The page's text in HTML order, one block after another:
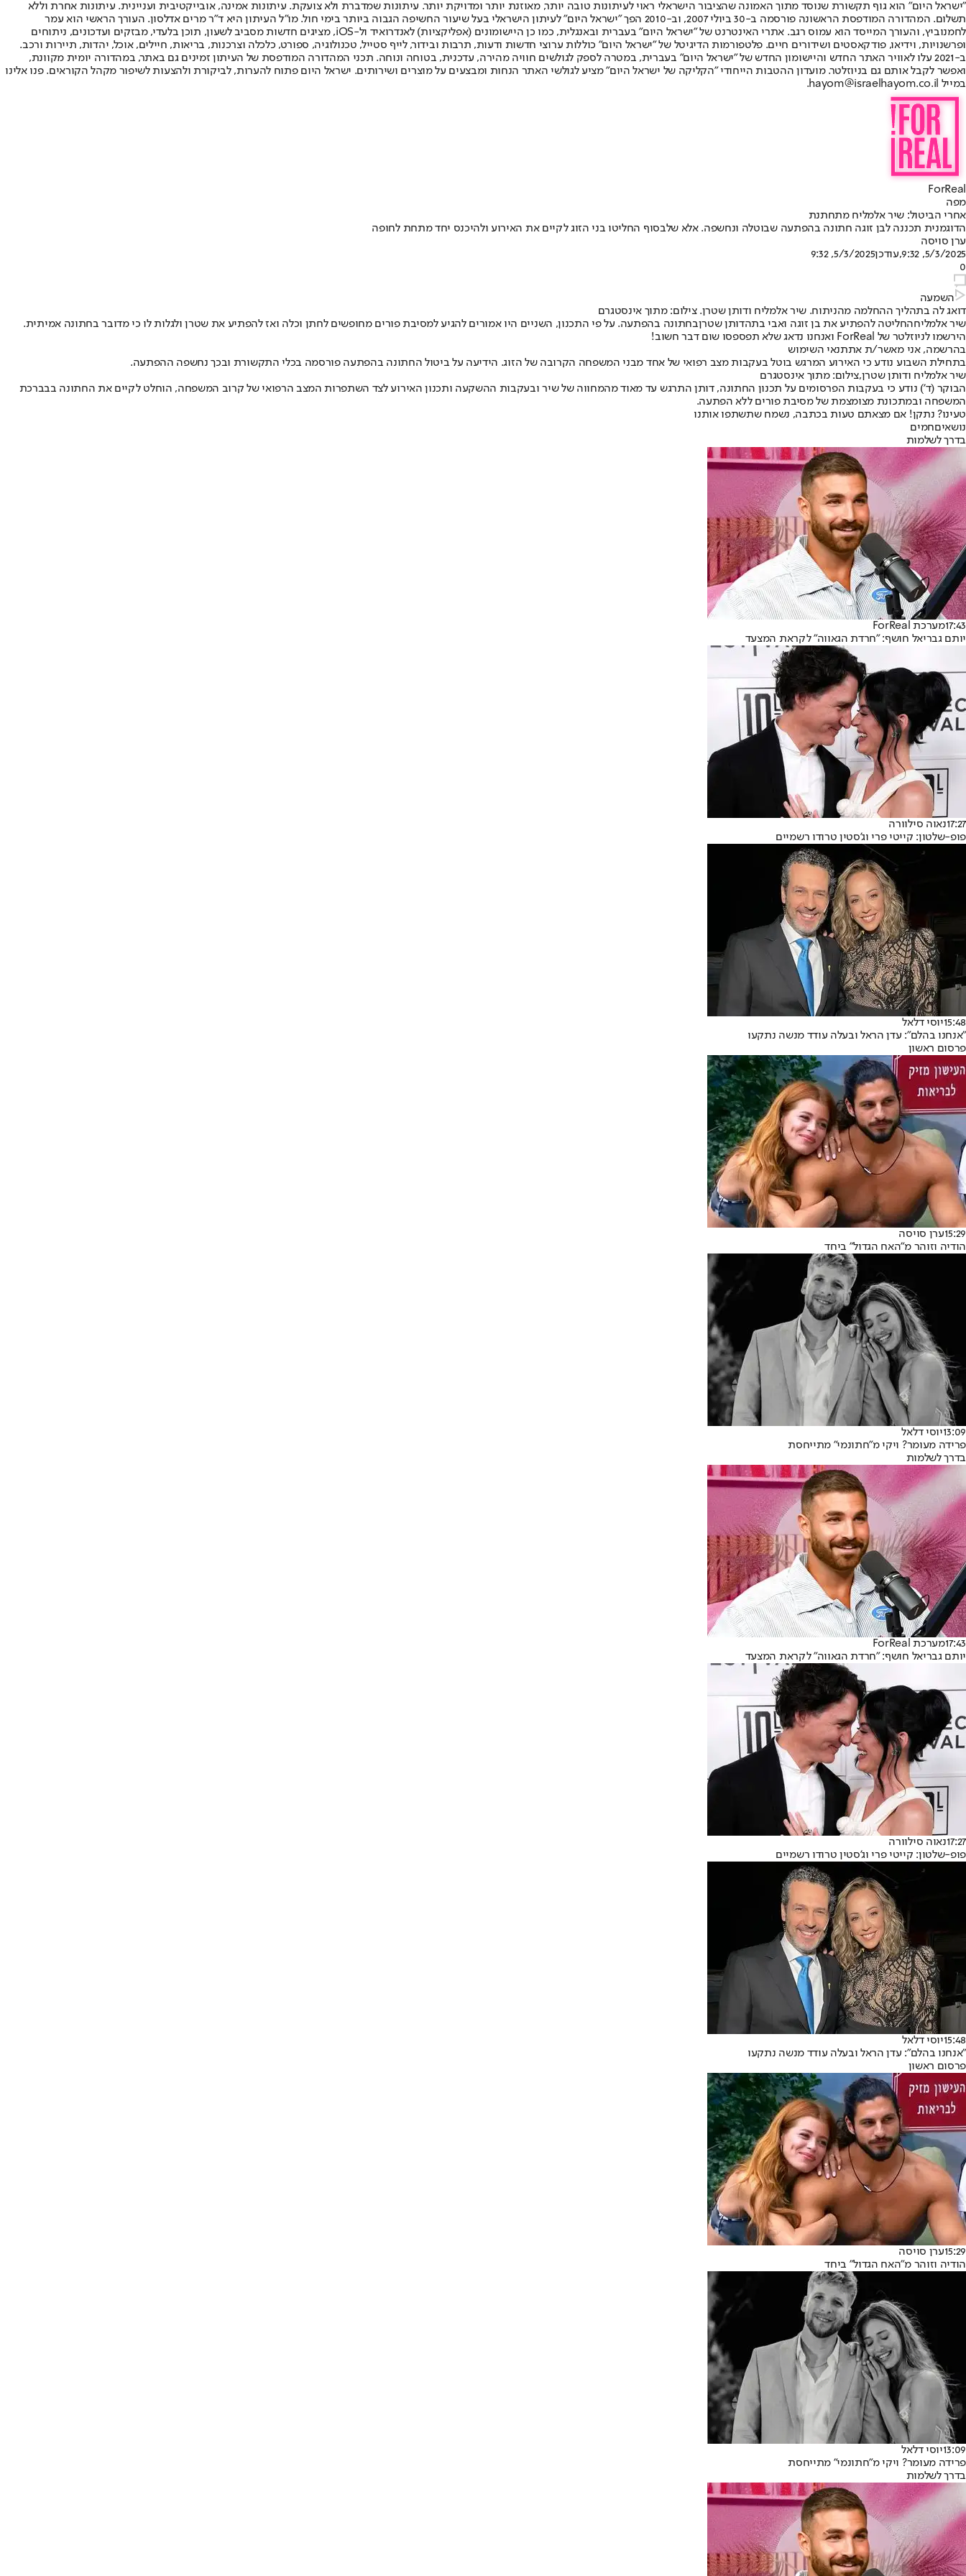
"ישראל היום" הוא גוף תקשורת שנוסד מתוך האמונה שהציבור הישראלי ראוי לעיתונות טובה יותר, מאוזנת יותר ומדויקת יותר. עיתונות שמדברת ולא צועקת. עיתונות אמינה, אובייקטיבית ועניינית. עיתונות אחרת וללא
תשלום. המהדורה המודפסת הראשונה פורסמה ב-30 ביולי 2007, וב-2010 הפך "ישראל היום" לעיתון הישראלי בעל שיעור החשיפה הגבוה ביותר בימי חול. מו"ל העיתון היא ד"ר מרים אדלסון. העורך הראשי הוא עמר
לחמנוביץ, והעורך המייסד הוא עמוס רגב. אתרי האינטרנט של "ישראל היום" בעברית ובאנגלית, כמו כן היישומונים (אפליקציות) לאנדרואיד ול-iOS, מציגים חדשות מסביב לשעון, תוכן בלעדי, מבזקים ועדכונים, ניתוחים
ופרשנויות, וידיאו, פודקאסטים ושידורים חיים. פלטפורמות הדיגיטל של "ישראל היום" כוללות ערוצי חדשות ודעות, תרבות ובידור, לייף סטייל, טכנולוגיה, ספורט, כלכלה וצרכנות, בריאות, חיילים, אוכל, יהדות, תיירות ורכב.
ב-2021 עלו לאוויר האתר החדש והיישומון החדש של "ישראל היום" בעברית, במטרה לספק לגולשים חוויה מהירה, עדכנית, בטוחה ונוחה. תכני המהדורה המודפסת של העיתון זמינים גם באתר, במהדורה יומית מקוונת,
ואפשר לקבל אותם גם בניוזלטר. מועדון ההטבות הייחודי "הקליקה של ישראל היום" מציע לגולשי האתר הנחות ומבצעים על מוצרים ושירותים. ישראל היום פתוח להערות, לביקורת ולהצעות לשיפור מקהל הקוראים. פנו אלינו
במייל hayom@israelhayom.co.il.
ForReal
מפה
אחרי הביטול: שיר אלמליח מתחתנת
הדוגמנית תכננה לבן זוגה חתונה בהפתעה שבוטלה ונחשפה. אלא שלבסוף החליטו בני הזוג לקיים את האירוע ולהיכנס יחד מתחת לחופה
ערן סויסה
5/3/2025, 9:32
,עודכן5/3/2025, 9:32
0
השמעה
דואג לה בתהליך ההחלמה מהניתוח. שיר אלמליח ודותן שטרן. צילום: מתוך אינסטגרם
שיר אלמליחהחליטה להפתיע את בן זוגה ואבי בתהדותן שטרןבחתונה בהפתעה. על פי התכנון, השניים היו אמורים להגיע למסיבת פורים מחופשים לחתן וכלה ואז להפתיע את שטרן ולגלות לו כי מדובר בחתונה אמיתית.
הירשמו לניוזלטר של ForReal ואנחנו נדאג שלא תפספסו שום דבר חשוב!
בהרשמה, אני מאשר/ת אתתנאי השימוש
בתחילת השבוע נודע כי האירוע המרגש בוטל בעקבות מצב רפואי של אחד מבני המשפחה הקרובה של הזוג. הידיעה על ביטול החתונה בהפתעה פורסמה בכלי התקשורת ובכך נחשפה ההפתעה.
שיר אלמליח ודותן שטרן,צילום: מתוך אינסטגרם
הבוקר (ד') נודע כי בעקבות הפרסומים על תכנון החתונה, דותן התרגש עד מאוד מהמחווה של שיר ובעקבות ההשקעה ותכנון האירוע לצד השתפרות המצב הרפואי של קרוב המשפחה, הוחלט לקיים את החתונה בבברכת
המשפחה ובמתכונת מצומצמת של מסיבת פורים ללא הפתעה.
טעינו? נתקן! אם מצאתם טעות בכתבה, נשמח שתשתפו אותנו
נושאיםחמים
בדרך לשלמות
17:43מערכת ForReal
יותם גבריאל חושף: "חרדת הגאווה" לקראת המצעד
17:27נאוה סילוורה
פופ-שלטון: קייטי פרי וג'סטין טרודו רשמיים
15:48יוסי דלאל
"אנחנו בהלם": עדן הראל ובעלה עודד מנשה נתקעו
פרסום ראשון
15:29ערן סויסה
הודיה וזוהר מ"האח הגדול" ביחד
13:09יוסי דלאל
פרידה מעומר? ויקי מ"חתונמי" מתייחסת
בדרך לשלמות
17:43מערכת ForReal
יותם גבריאל חושף: "חרדת הגאווה" לקראת המצעד
17:27נאוה סילוורה
פופ-שלטון: קייטי פרי וג'סטין טרודו רשמיים
15:48יוסי דלאל
"אנחנו בהלם": עדן הראל ובעלה עודד מנשה נתקעו
פרסום ראשון
15:29ערן סויסה
הודיה וזוהר מ"האח הגדול" ביחד
13:09יוסי דלאל
פרידה מעומר? ויקי מ"חתונמי" מתייחסת
בדרך לשלמות